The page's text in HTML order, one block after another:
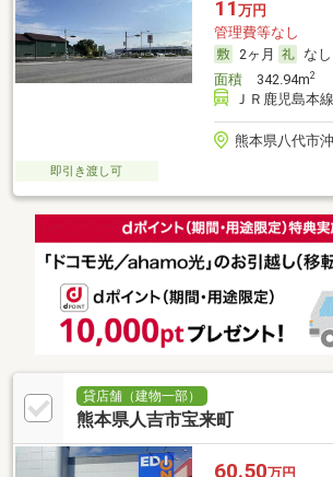
11 万円
管理費等なし
2ヶ月
なし
面積342.94m2
ＪＲ鹿児島本
熊本県八代市
即引き渡し可
貸店舗（建物一部）
熊本県人吉市宝来町
60.50万円